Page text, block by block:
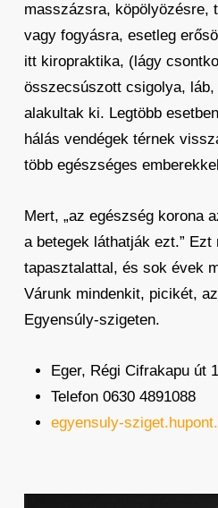
masszázsra, köpölyözésre,
vagy fogyásra, esetleg
itt kiropraktika, (lágy
összecsúszott csigolya,
alakultak ki. Legtöbb
hálás vendégek térnek
több egészséges
Mert, „az egészség korona
a betegek láthatják ezt.”
tapasztalattal, és sok évek
Várunk mindenkit, picikét,
Egyensúly-szigeten.
Eger, Régi Cifrakapu út
Telefon 0630 4891088
egyensuly-